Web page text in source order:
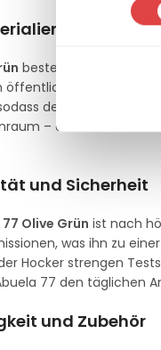
für
besteht aus
öffentlichen Bereichen
der Hocker
– der Abuela 77
und Sicherheit
Olive Grün ist nach
was ihn zu
Hocker strengen
77 den täglichen
und Zubehör